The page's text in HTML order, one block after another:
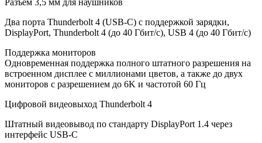
Разъем 3,5 мм для наушников
Два порта Thunderbolt 4 (USB-C) с поддержкой зарядки,
DisplayPort, Thunderbolt 4 (до 40 Гбит/с), USB 4 (до 40 Гбит/с)
Поддержка мониторов
Одновременная поддержка полного штатного разрешения на
встроенном дисплее с миллионами цветов, а также до двух
мониторов с разрешением до 6K и частотой 60 Гц
Цифровой видеовыход Thunderbolt 4
Штатный видеовывод по стандарту DisplayPort 1.4 через
интерфейс USB‑C